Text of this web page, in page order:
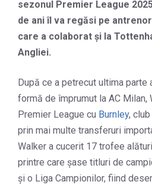
sezonul Premier League
de ani îl va regăsi pe
care a colaborat și la
Angliei.
După ce a petrecut ultima
formă de împrumut la AC Milan,
Premier League cu Burnley,
prin mai multe transferuri
Walker a cucerit 17 trofee
printre care șase titluri de
și o Liga Campionilor, fiind